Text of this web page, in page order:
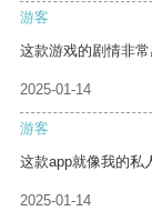
游客
这款游戏的剧情非常
2025-01-14
游客
这款app就像我的私
2025-01-14